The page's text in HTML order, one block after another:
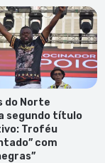
do Norte
segundo título
Troféu
com